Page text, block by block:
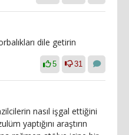
dile getirin
5 31
nasıl işgal ettiğini
yaptığını araştırın